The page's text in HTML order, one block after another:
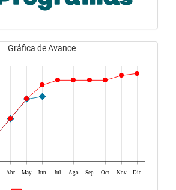
Gráfica de Avance
Abr May Jun Jul Ago Sep Oct Nov Dic